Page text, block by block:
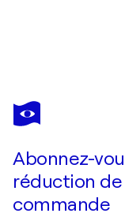
JULEE LATIMER
Peace, Love and
Abonnez-
réduction de
commande